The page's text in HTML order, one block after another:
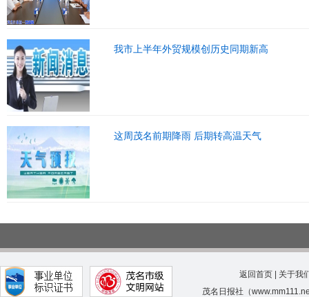
我市上半年外贸规模创历史同期新高
这周茂名前期降雨 后期转高温天气
返回首页
关于我
茂名日报社（